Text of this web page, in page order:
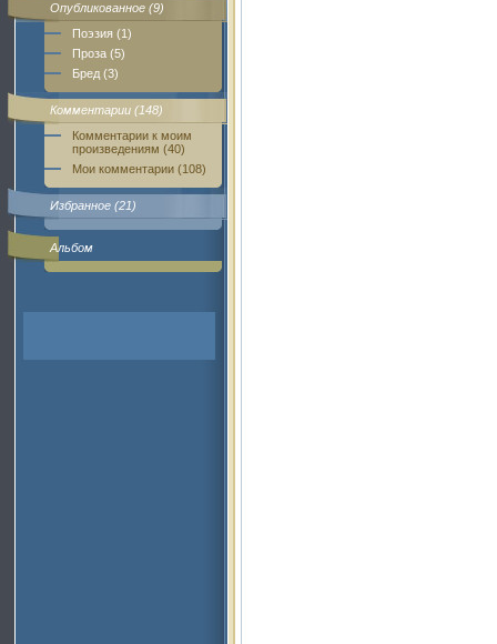
Опубликованное (9)
Поэзия (1)
Проза (5)
Бред (3)
Комментарии (148)
Комментарии к моим
произведениям (40)
Мои комментарии (108)
Избранное (21)
Альбом